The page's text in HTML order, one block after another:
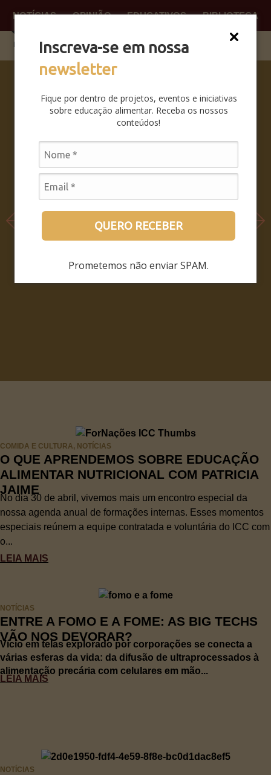
Inscreva-se em nossa
newsletter
Fique por dentro de projetos, eventos e iniciativas
sobre educação alimentar. Receba os nossos
conteúdos!
QUERO RECEBER
Prometemos não enviar SPAM.
NOTÍCIAS OPINIÃO EDUCATIVOS BIBLIOTECA
SABERES
DA BOCA
PRA BOCA:
COMO FOI
SEMINÁRIO
LEIA MAIS
COMIDA E CULTURA, NOTÍCIAS
O QUE APRENDEMOS SOBRE EDUCAÇÃO
ALIMENTAR NUTRICIONAL COM PATRICIA
JAIME
No dia 30 de abril, vivemos mais um encontro especial da
nossa agenda anual de formações internas. Esses momentos
especiais reúnem a equipe contratada e voluntária do ICC com
o...
LEIA MAIS
NOTÍCIAS
ENTRE A FOMO E A FOME: AS BIG TECHS
VÃO NOS DEVORAR?
Vício em telas explorado por corporações se conecta a
várias esferas da vida: da difusão de ultraprocessados à
alimentação precária com celulares em mão...
LEIA MAIS
NOTÍCIAS